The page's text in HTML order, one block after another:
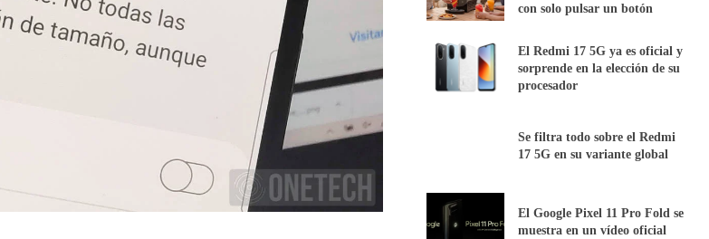
con solo pulsar un botón
El Redmi 17 5G ya es oficial y
sorprende en la elección de su
procesador
Se filtra todo sobre el Redmi
17 5G en su variante global
El Google Pixel 11 Pro Fold se
muestra en un vídeo oficial